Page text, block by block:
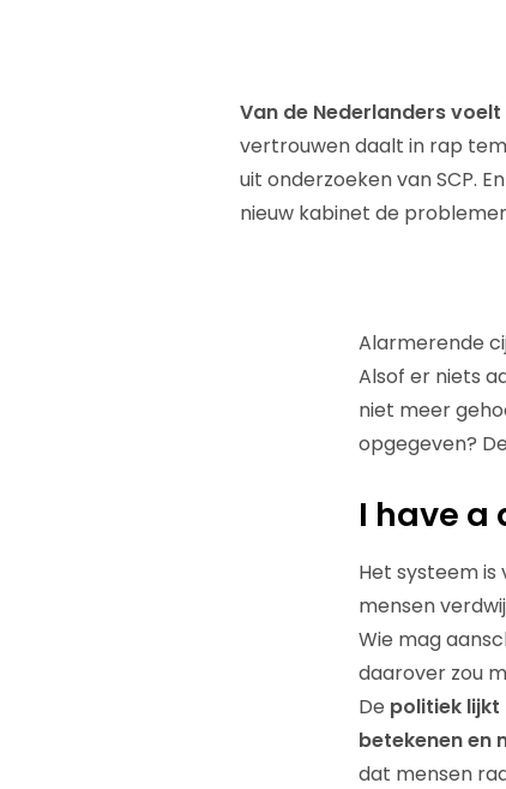
Van de Nederlanders
vertrouwen daalt in rap
uit onderzoeken van SCP.
nieuw kabinet de
Alarmerende
Alsof er niets
niet meer
opgegeven?
I have a
Het systeem is
mensen
Wie mag
daarover zou
De politiek lijkt
betekenen en
dat mensen